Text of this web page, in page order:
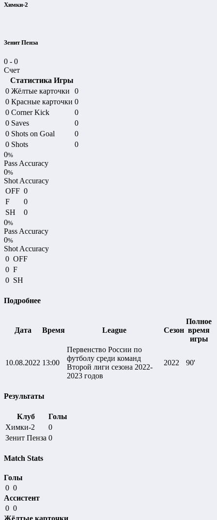
Химки-2
Зенит Пенза
0 - 0
Счет
Статистика Игры
0 Жёлтые карточки
0
0 Красные карточки 0
0 Corner Kick
0
0 Saves
0
0 Shots on Goal
0
0 Shots
0
0%
Pass Accuracy
0%
Shot Accuracy
OFF 0
F
0
SH
0
0%
Pass Accuracy
0%
Shot Accuracy
0 OFF
0 F
0 SH
Подробнее
Дата Время League Сезон
Полное
время
игры
10.08.2022 13:00
Первенство России по
футболу среди команд
Второй лиги сезона 2022-
2023 годов
2022 90'
Результаты
Клуб
Голы
Химки-2
0
Зенит Пенза 0
Match Stats
Голы
0 0
Ассистент
0 0
Жёлтые карточки